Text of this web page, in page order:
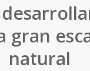
gran
natural